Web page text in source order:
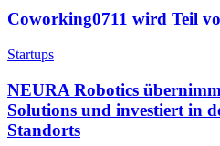
Coworking0711 wird Teil
Startups
NEURA Robotics
Solutions und investiert in
Standorts